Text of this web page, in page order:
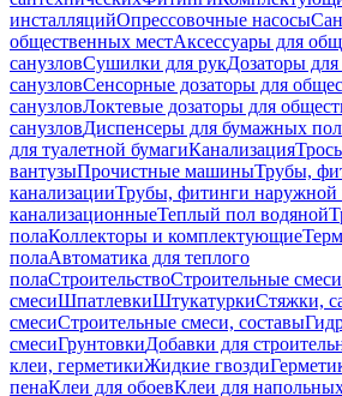
инсталляцийОпрессовочные насосы
общественных местАксессуары для
санузловСушилки для рукДозаторы
санузловСенсорные дозаторы для
санузловЛоктевые дозаторы для
санузловДиспенсеры для бумажных
для туалетной бумагиКанализация
вантузыПрочистные машиныТрубы,
канализацииТрубы, фитинги наружной
канализационныеТеплый пол водяной
полаКоллекторы и комплектующие
полаАвтоматика для теплого
полаСтроительствоСтроительные
смесиШпатлевкиШтукатуркиСтяжки,
смесиСтроительные смеси, составы
смесиГрунтовкиДобавки для
клеи, герметикиЖидкие гвозди
пенаКлеи для обоевКлеи для